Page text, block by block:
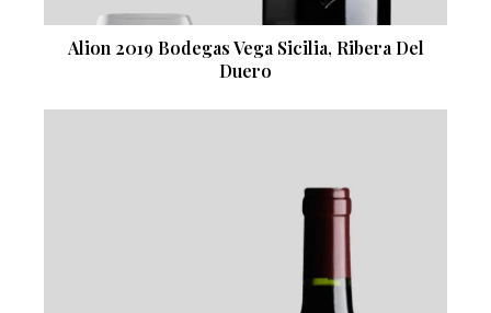
Alion 2019 Bodegas Vega Sicilia, Ribera Del
Duero